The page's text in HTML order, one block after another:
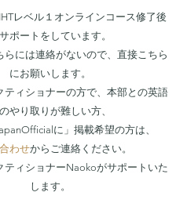
レベル１オンラインコース修了後
ポートをしています。
らには連絡がないので、直接こちら
にお願いします。
ティショナーの方で、本部との英語
やり取りが難しい方、
に」掲載希望の方は、
わせからご連絡ください。
ティショナーNaokoがサポートいた
します。